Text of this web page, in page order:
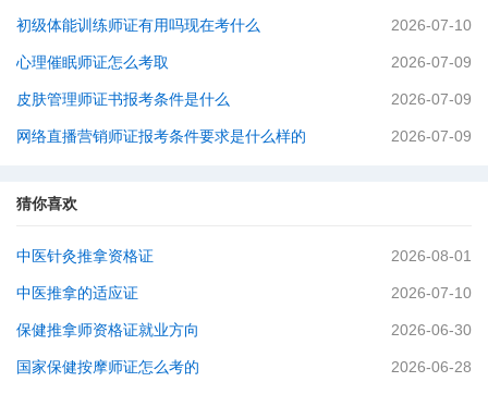
初级体能训练师证有用吗现在考什么 2026-07-10
心理催眠师证怎么考取 2026-07-09
皮肤管理师证书报考条件是什么 2026-07-09
网络直播营销师证报考条件要求是什么样的 2026-07-09
猜你喜欢
中医针灸推拿资格证 2026-08-01
中医推拿的适应证 2026-07-10
保健推拿师资格证就业方向 2026-06-30
国家保健按摩师证怎么考的 2026-06-28